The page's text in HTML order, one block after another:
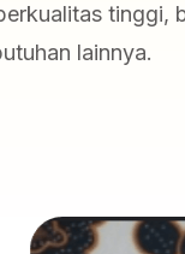
tinggi,
lainnya.